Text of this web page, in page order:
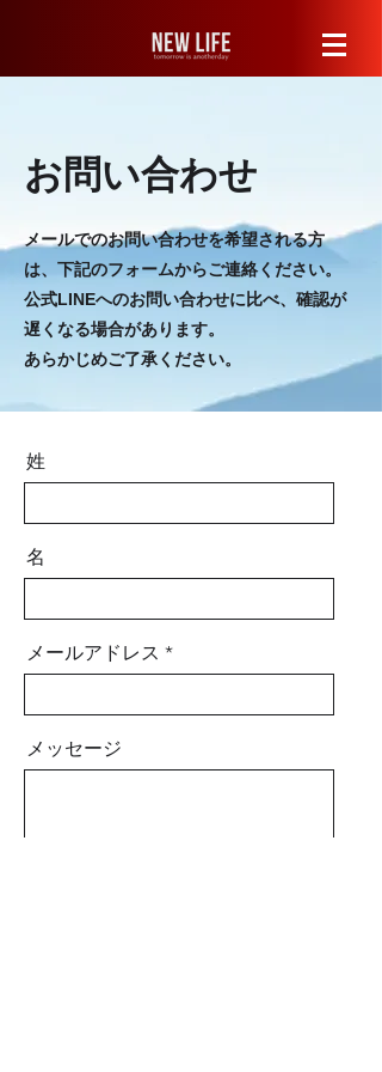
お問い合わせ
メールでのお問い合わせを希望される方
は、下記のフォームからご連絡ください。
公式LINEへのお問い合わせに比べ、確認が
遅くなる場合があります。
​あらかじめご了承ください。
姓
名
メールアドレス
メッセージ